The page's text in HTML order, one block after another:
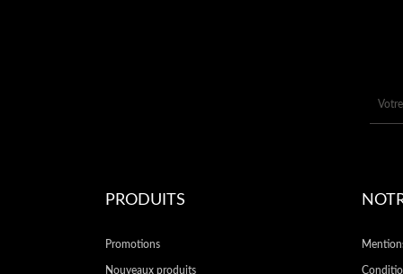
PRODUITS
Promotions
Nouveaux produits